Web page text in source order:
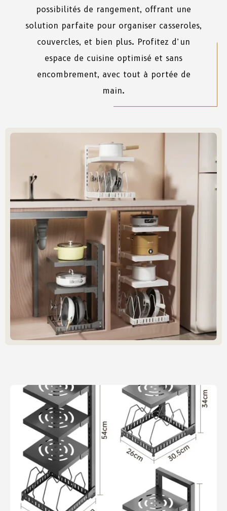
possibilités de rangement, offrant une
solution parfaite pour organiser casseroles,
couvercles, et bien plus. Profitez d’un
espace de cuisine optimisé et sans
encombrement, avec tout à portée de
main.